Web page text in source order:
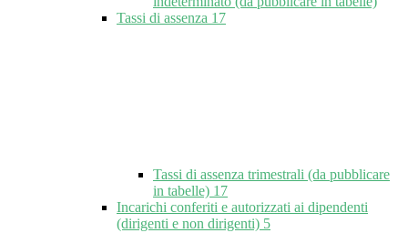
Tassi di assenza 17
Tassi di assenza trimestrali (da pubblicare
in tabelle) 17
Incarichi conferiti e autorizzati ai dipendenti
(dirigenti e non dirigenti) 5